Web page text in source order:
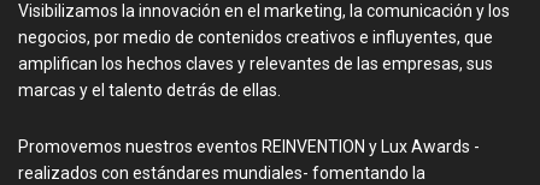
Visibilizamos la innovación en el marketing, la comunicación y los
negocios, por medio de contenidos creativos e influyentes, que
amplifican los hechos claves y relevantes de las empresas, sus
marcas y el talento detrás de ellas.
Promovemos nuestros eventos REINVENTION y Lux Awards -
realizados con estándares mundiales- fomentando la